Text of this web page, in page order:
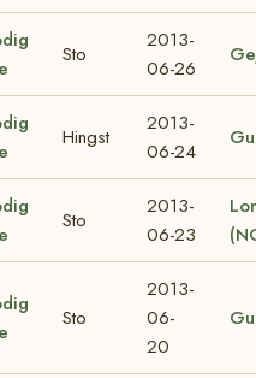
Sto
2013-
06-26
Hingst
2013-
06-24
Sto
2013-
06-23
Sto
2013-
06-
20